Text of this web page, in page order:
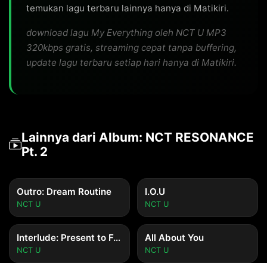
temukan lagu terbaru lainnya hanya di Matikiri.
download lagu My Everything oleh NCT U MP3
320kbps gratis, streaming cepat tanpa buffering,
update lagu terbaru setiap hari hanya di Matikiri.
Lainnya dari Album: NCT RESONANCE
Pt. 2
Outro: Dream Routine
NCT U
I.O.U
NCT U
Interlude: Present to Future
NCT U
All About You
NCT U